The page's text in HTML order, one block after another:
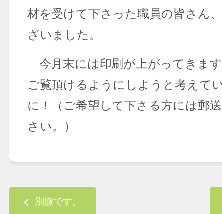
材を受けて下さった職員の皆さん
ざいました。
今月末には印刷が上がってきま
ご覧頂けるようにしようと考えて
に！（ご希望して下さる方には郵
さい。）
Post navigation
別腹です。